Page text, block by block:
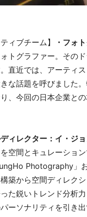
ィブチーム】
・フォ
トグラファー。その
直近では、アーティ
な話題を呼びました
、今回の日本企業と
ィレクター：イ・ジ
空間とキュレーショ
Photography」
築から空間ディレク
た鋭いトレンド分析
ーソナリティを引き